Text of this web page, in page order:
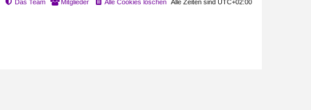
Alle Zeiten sind UTC+02:00
Alle Cookies löschen
Mitglieder
Das Team